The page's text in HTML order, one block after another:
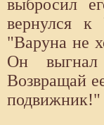
выбросил
вернулся
"Варуна не
Он
Возвращай
подвижник!"